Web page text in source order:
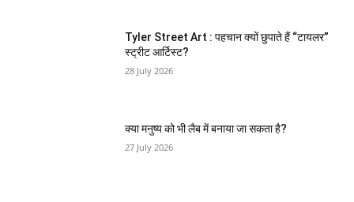
Tyler Street Art : पहचान क्यों छुपाते हैं “टायलर”
स्ट्रीट आर्टिस्ट?
28 July 2026
क्या मनुष्य को भी लैब में बनाया जा सकता है?
27 July 2026